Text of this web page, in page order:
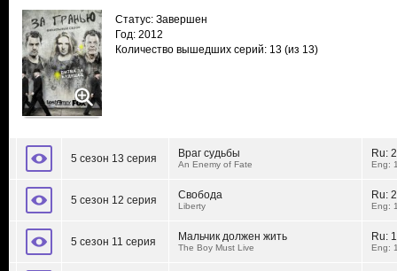
Статус: Завершен
Год: 2012
Количество вышедших серий: 13 (из 13)
5 сезон 13 серия Враг судьбы
An Enemy of Fate
Ru:
Eng:
5 сезон 12 серия Свобода
Liberty
Ru:
Eng:
5 сезон 11 серия Мальчик должен жить
The Boy Must Live
Ru:
Eng: